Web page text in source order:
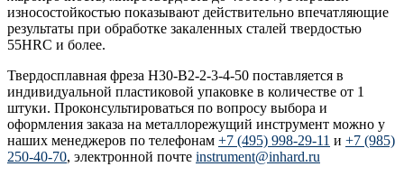
износостойкостью показывают действительно впечатляющие
результаты при обработке закаленных сталей твердостью
55HRC и более.
Твердосплавная фреза H30-B2-2-3-4-50 поставляется в
индивидуальной пластиковой упаковке в количестве от 1
штуки. Проконсультироваться по вопросу выбора и
оформления заказа на металлорежущий инструмент можно у
наших менеджеров по телефонам +7 (495) 998-29-11 и +7 (985)
250-40-70, электронной почте instrument@inhard.ru